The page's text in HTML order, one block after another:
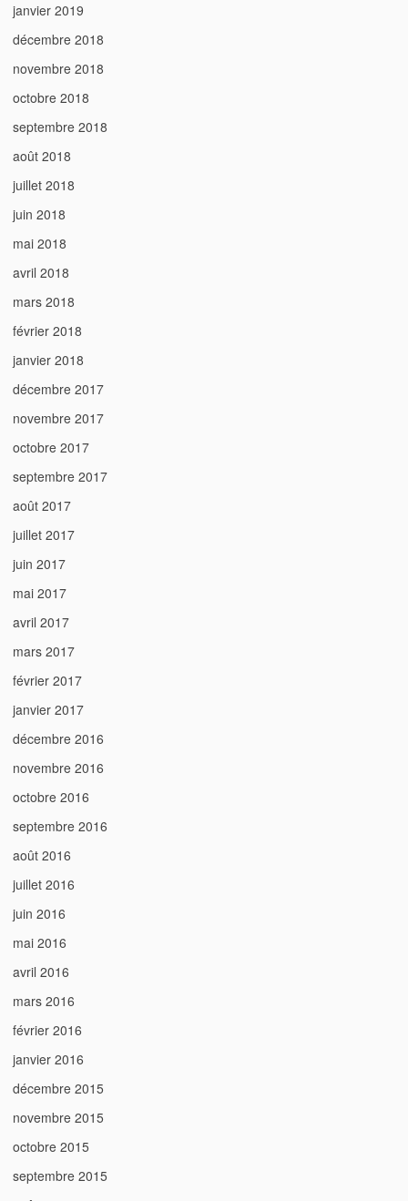
janvier 2019
décembre 2018
novembre 2018
octobre 2018
septembre 2018
août 2018
juillet 2018
juin 2018
mai 2018
avril 2018
mars 2018
février 2018
janvier 2018
décembre 2017
novembre 2017
octobre 2017
septembre 2017
août 2017
juillet 2017
juin 2017
mai 2017
avril 2017
mars 2017
février 2017
janvier 2017
décembre 2016
novembre 2016
octobre 2016
septembre 2016
août 2016
juillet 2016
juin 2016
mai 2016
avril 2016
mars 2016
février 2016
janvier 2016
décembre 2015
novembre 2015
octobre 2015
septembre 2015